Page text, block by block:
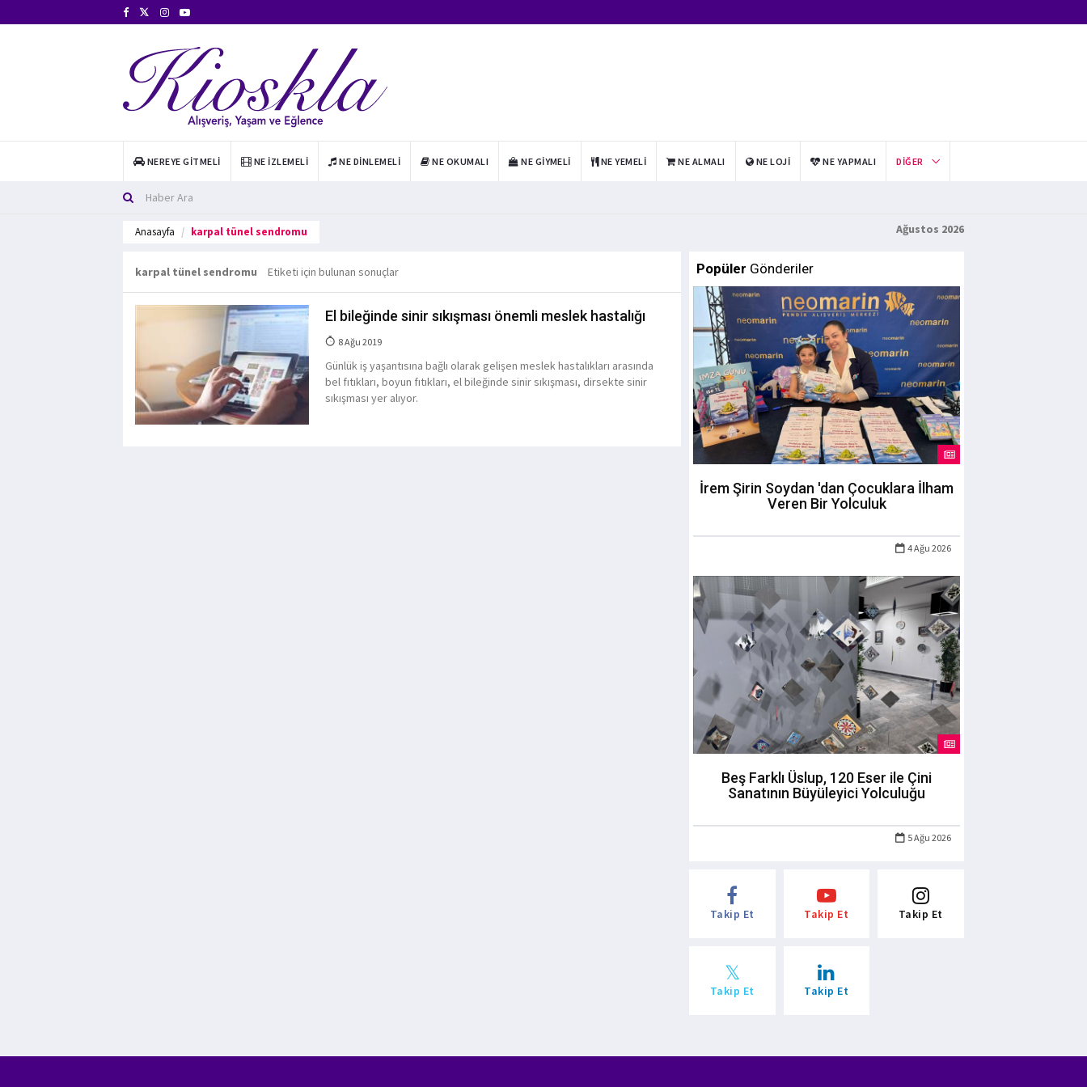
NEREYE GITMELI NE İZLEMELI NE DINLEMELI NE OKUMALI NE GIYMELI NE YEMELI NE ALMALI NE LOJI NE YAPMALI DIĞER
Anasayfa karpal tünel sendromu Ağustos 2026
karpal tünel sendromu Etiketi için bulunan sonuçlar
El bileğinde sinir sıkışması önemli meslek hastalığı
8 Ağu 2019
Günlük iş yaşantısına bağlı olarak gelişen meslek hastalıkları arasında
bel fıtıkları, boyun fıtıkları, el bileğinde sinir sıkışması, dirsekte sinir
sıkışması yer alıyor.
Popüler Gönderiler
İrem Şirin Soydan 'dan Çocuklara İlham
Veren Bir Yolculuk
4 Ağu 2026
Beş Farklı Üslup, 120 Eser ile Çini
Sanatının Büyüleyici Yolculuğu
5 Ağu 2026
Takip Et Takip Et Takip Et
Takip Et Takip Et